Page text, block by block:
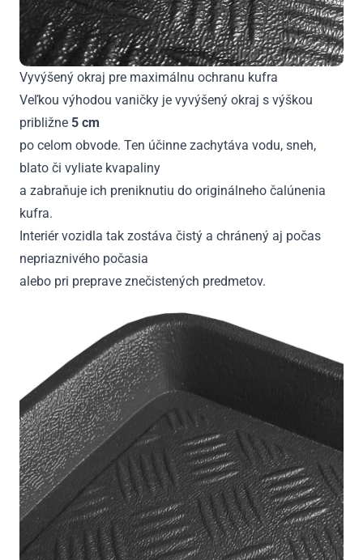
Vyvýšený okraj pre maximálnu ochranu kufra
Veľkou výhodou vaničky je vyvýšený okraj s výškou
približne 5 cm
po celom obvode. Ten účinne zachytáva vodu, sneh,
blato či vyliate kvapaliny
a zabraňuje ich preniknutiu do originálneho čalúnenia
kufra.
Interiér vozidla tak zostáva čistý a chránený aj počas
nepriaznivého počasia
alebo pri preprave znečistených predmetov.